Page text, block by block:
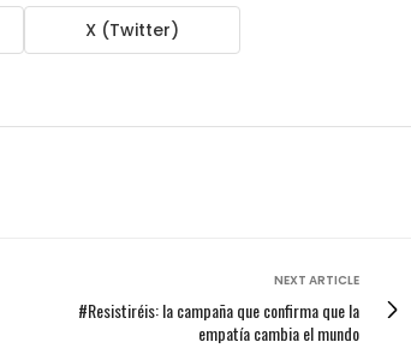
X (Twitter)
NEXT ARTICLE
#Resistiréis: la campaña que confirma que la
empatía cambia el mundo